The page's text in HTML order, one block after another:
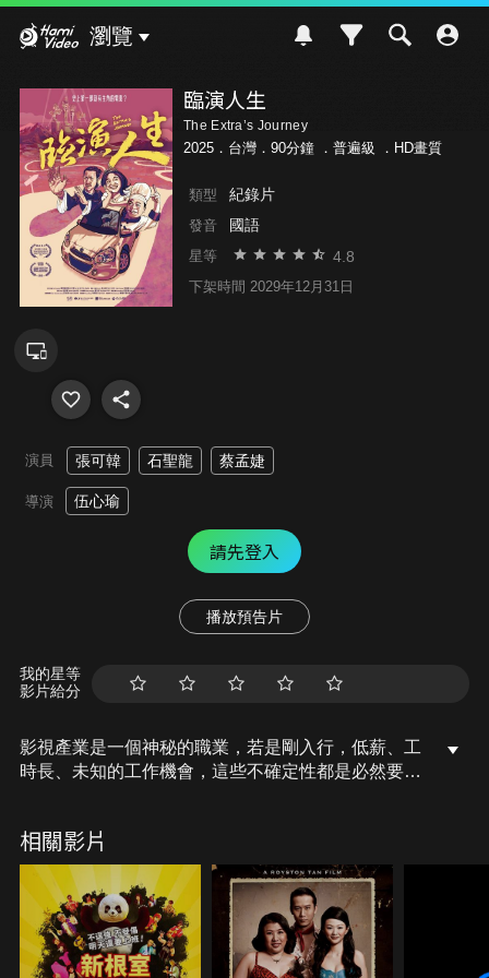
瀏覽
臨演人生
The Extra’s Journey
2025．台灣．90分鐘 ． 普遍級 ．HD畫質
類型 紀錄片
發音 國語
星等 4.8
下架時間 2029年12月31日
演員 張可韓 石聖龍 蔡孟婕
導演 伍心瑜
請先登入
播放預告片
我的星等
影片給分
影視產業是一個神秘的職業，若是剛入行，低薪、工
時長、未知的工作機會，這些不確定性都是必然要面
記錄當代三位不同故事背景的臨時演員，他們背景不
同、年齡不同，但共同的在追逐一個未知的夢想。
相關影片